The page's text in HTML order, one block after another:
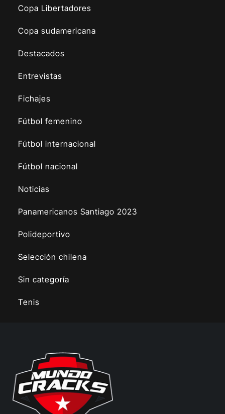
Copa Libertadores
Copa sudamericana
Destacados
Entrevistas
Fichajes
Fútbol femenino
Fútbol internacional
Fútbol nacional
Noticias
Panamericanos Santiago 2023
Polideportivo
Selección chilena
Sin categoría
Tenis